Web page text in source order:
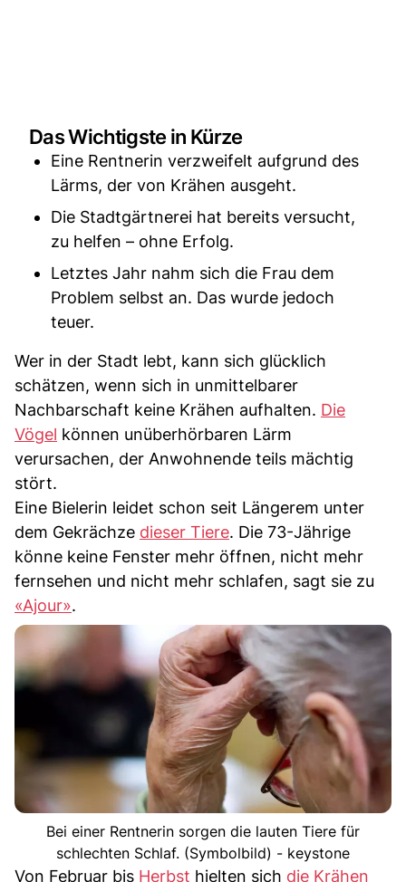
Das Wichtigste in Kürze
Eine Rentnerin verzweifelt aufgrund des
Lärms, der von Krähen ausgeht.
Die Stadtgärtnerei hat bereits versucht,
zu helfen – ohne Erfolg.
Letztes Jahr nahm sich die Frau dem
Problem selbst an. Das wurde jedoch
teuer.
Wer in der Stadt lebt, kann sich glücklich
schätzen, wenn sich in unmittelbarer
Nachbarschaft keine Krähen aufhalten. Die
Vögel können unüberhörbaren Lärm
verursachen, der Anwohnende teils mächtig
stört.
Eine Bielerin leidet schon seit Längerem unter
dem Gekrächze dieser Tiere. Die 73-Jährige
könne keine Fenster mehr öffnen, nicht mehr
fernsehen und nicht mehr schlafen, sagt sie zu
«Ajour».
Bei einer Rentnerin sorgen die lauten Tiere für
schlechten Schlaf. (Symbolbild) - keystone
Von Februar bis Herbst hielten sich die Krähen